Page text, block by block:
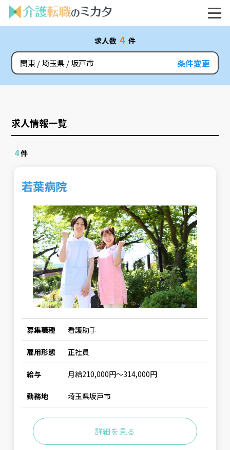
求人数 4 件
関東 埼玉県 坂戸市 条件変更
求人情報一覧
4件
若葉病院
募集職種 看護助手
雇用形態 正社員
給与 月給210,000円～314,000円
勤務地 埼玉県坂戸市
詳細を見る